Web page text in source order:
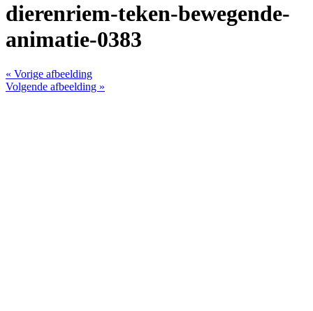
dierenriem-teken-bewegende-
animatie-0383
« Vorige afbeelding
Volgende afbeelding »